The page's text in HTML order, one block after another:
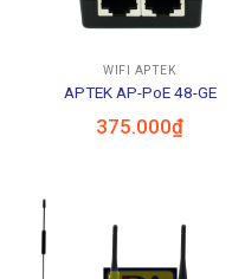
WIFI APTEK
APTEK AP-PoE 48-GE
375.000₫